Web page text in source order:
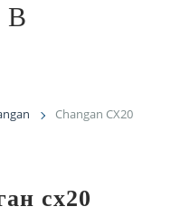
В
Changan CX20
сх20